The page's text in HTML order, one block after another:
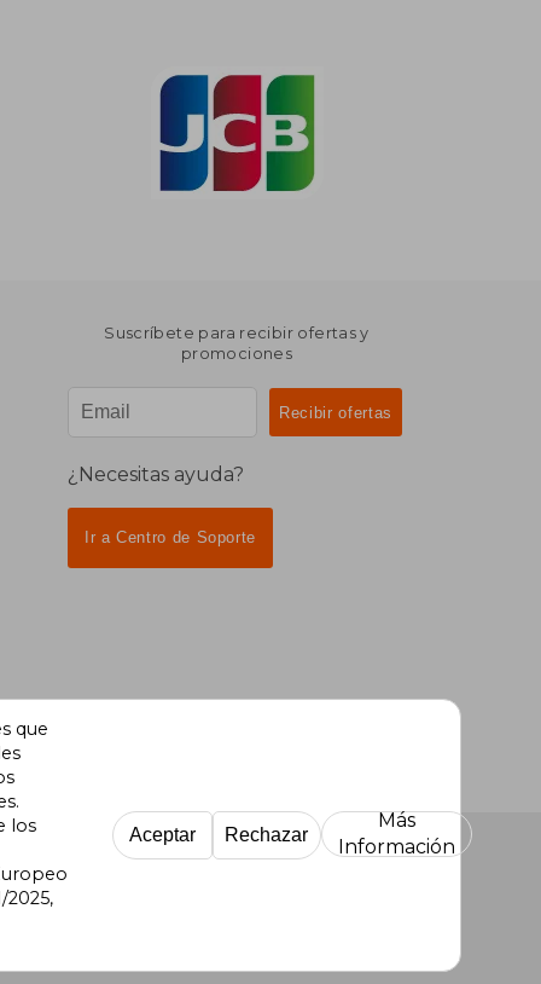
Suscríbete para recibir ofertas y
promociones
¿Necesitas ayuda?
Ir a Centro de Soporte
que
los
2025,
Aceptar Rechazar
Más
Información